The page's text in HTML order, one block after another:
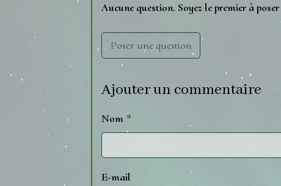
Aucune question. Soyez le premier à
Poser une question
Ajouter un commentaire
Nom
E-mail